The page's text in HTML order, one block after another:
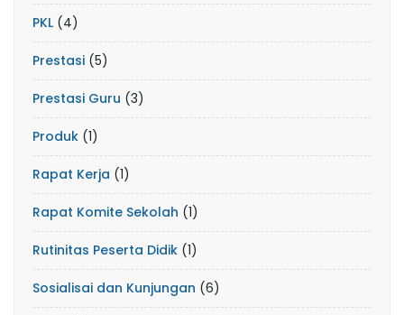
PKL (4)
Prestasi (5)
Prestasi Guru (3)
Produk (1)
Rapat Kerja (1)
Rapat Komite Sekolah (1)
Rutinitas Peserta Didik (1)
Sosialisai dan Kunjungan (6)